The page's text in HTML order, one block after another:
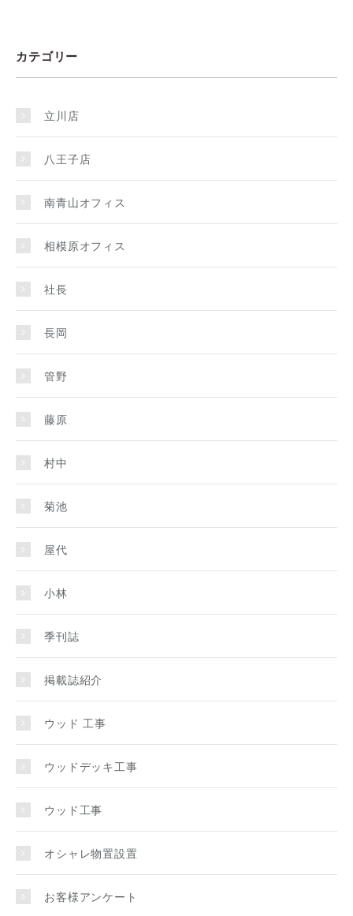
カテゴリー
立川店
八王子店
南青山オフィス
相模原オフィス
社長
長岡
管野
藤原
村中
菊池
屋代
小林
季刊誌
掲載誌紹介
ウッド 工事
ウッドデッキ工事
ウッド工事
オシャレ物置設置
お客様アンケート